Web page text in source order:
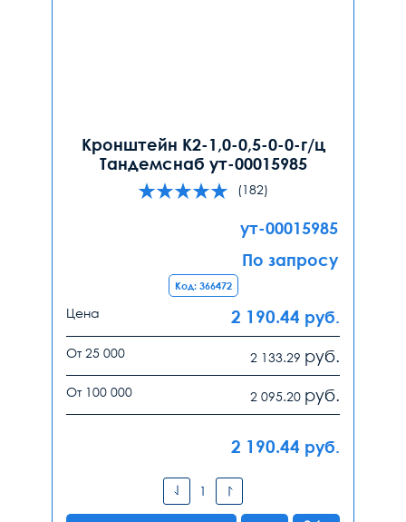
Кронштейн К2-1,0-0,5-0-0-г/ц
Тандемснаб ут-00015985
(182)
ут-00015985
По запросу
Код: 366472
Цена 2 190.44 руб.
От 25 000 2 133.29 руб.
От 100 000 2 095.20 руб.
2 190.44 руб.